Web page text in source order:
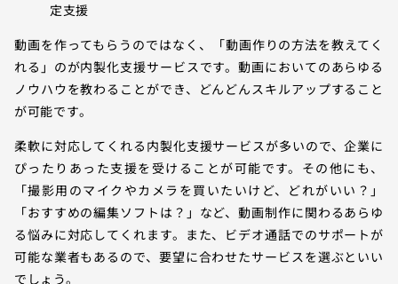
定支援
動画を作ってもらうのではなく、「動画作りの方法を教えてく
れる」のが内製化支援サービスです。動画においてのあらゆる
ノウハウを教わることができ、どんどんスキルアップすること
が可能です。
柔軟に対応してくれる内製化支援サービスが多いので、企業に
ぴったりあった支援を受けることが可能です。その他にも、
「撮影用のマイクやカメラを買いたいけど、どれがいい？」
「おすすめの編集ソフトは？」など、動画制作に関わるあらゆ
る悩みに対応してくれます。また、ビデオ通話でのサポートが
可能な業者もあるので、要望に合わせたサービスを選ぶといい
でしょう。